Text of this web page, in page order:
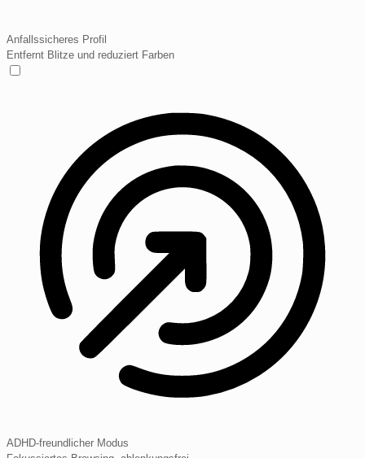
Anfallssicheres Profil
Entfernt Blitze und reduziert Farben
ADHD-freundlicher Modus